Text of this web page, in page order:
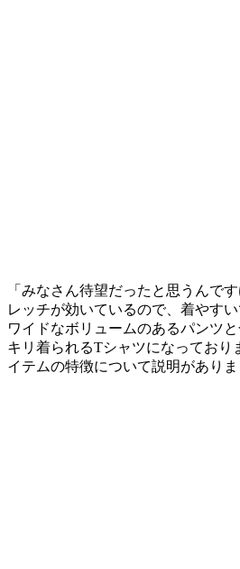
「みなさん待望だったと思うんで
レッチが効いているので、着やす
ワイドなボリュームのあるパンツ
キリ着られるTシャツになっており
イテムの特徴について説明がありま